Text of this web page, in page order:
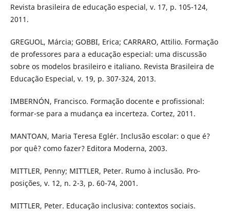
Revista brasileira de educação especial, v. 17, p. 105-124,
2011.
GREGUOL, Márcia; GOBBI, Erica; CARRARO, Attilio. Formação
de professores para a educação especial: uma discussão
sobre os modelos brasileiro e italiano. Revista Brasileira de
Educação Especial, v. 19, p. 307-324, 2013.
IMBERNÓN, Francisco. Formação docente e profissional:
formar-se para a mudança ea incerteza. Cortez, 2011.
MANTOAN, Maria Teresa Eglér. Inclusão escolar: o que é?
por quê? como fazer? Editora Moderna, 2003.
MITTLER, Penny; MITTLER, Peter. Rumo à inclusão. Pro-
posições, v. 12, n. 2-3, p. 60-74, 2001.
MITTLER, Peter. Educação inclusiva: contextos sociais.